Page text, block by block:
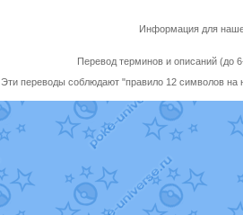
Информация для
Перевод терминов и описаний (до
Эти переводы соблюдают "правило 12 символов на